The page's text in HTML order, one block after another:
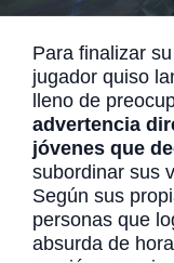
Para finalizar
jugador quiso
lleno de
advertencia
jóvenes que
subordinar sus
Según sus
personas que
absurda de